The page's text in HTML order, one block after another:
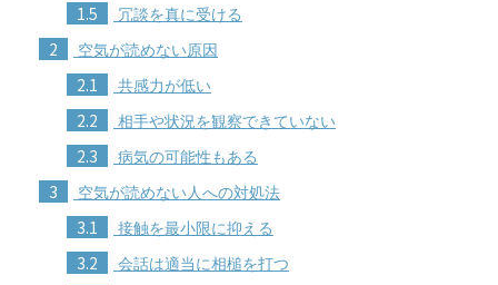
1.5 冗談を真に受ける
2 空気が読めない原因
2.1 共感力が低い
2.2 相手や状況を観察できていない
2.3 病気の可能性もある
3 空気が読めない人への対処法
3.1 接触を最小限に抑える
3.2 会話は適当に相槌を打つ